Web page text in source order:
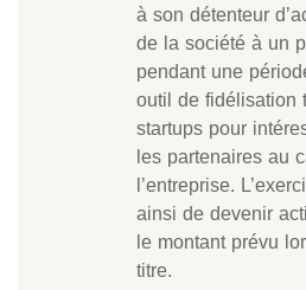
à son détenteur
de la société à un
pendant une
outil de fidélisation
startups pour
les partenaires au
l’entreprise.
ainsi de devenir
le montant prévu
titre.